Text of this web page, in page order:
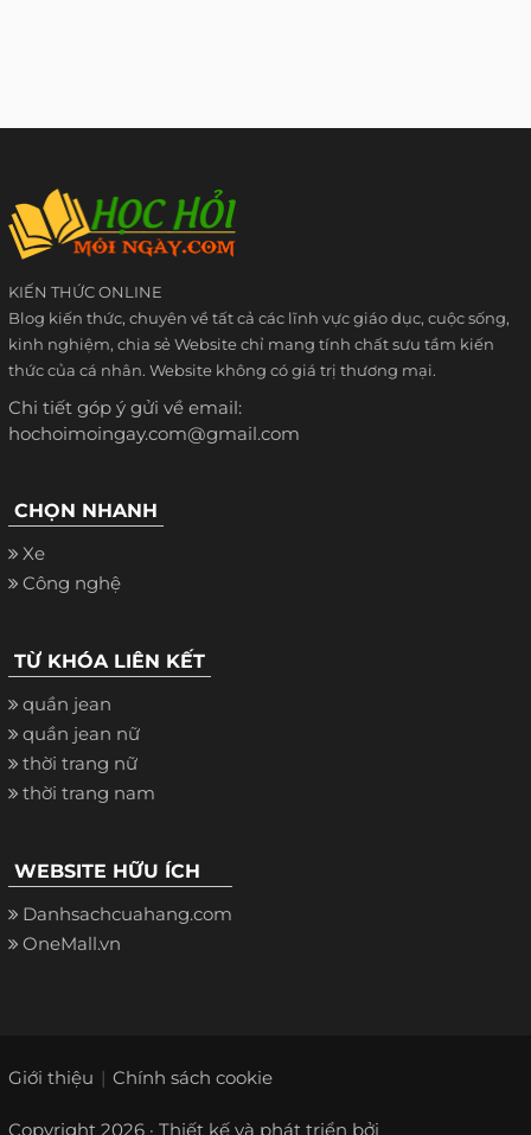
KIẾN THỨC ONLINE
Blog kiến thức, chuyên về tất cả các lĩnh vực giáo dục, cuộc sống,
kinh nghiệm, chia sẻ Website chỉ mang tính chất sưu tầm kiến
thức của cá nhân. Website không có giá trị thương mại.
Chi tiết góp ý gửi về email:
hochoimoingay.com@gmail.com
CHỌN NHANH
Xe
Công nghệ
TỪ KHÓA LIÊN KẾT
quần jean
quần jean nữ
thời trang nữ
thời trang nam
WEBSITE HỮU ÍCH
Danhsachcuahang.com
OneMall.vn
Giới thiệu Chính sách cookie
Copyright 2026 · Thiết kế và phát triển bởi